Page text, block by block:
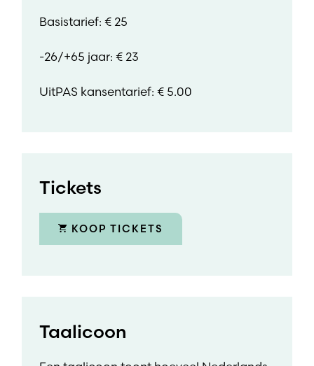
Basistarief: € 25
-26/+65 jaar: € 23
UitPAS kansentarief: € 5.00
Tickets
KOOP TICKETS
Taalicoon